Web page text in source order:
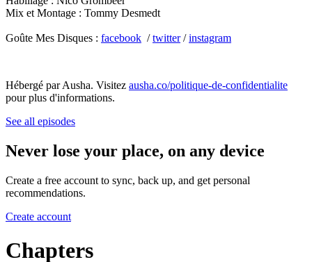
Mix et Montage : Tommy Desmedt
Goûte Mes Disques : facebook /twitter/instagram
Hébergé par Ausha. Visitez ausha.co/politique-de-confidentialite
pour plus d'informations.
See all episodes
Never lose your place, on any device
Create a free account to sync, back up, and get personal
recommendations.
Create account
Chapters